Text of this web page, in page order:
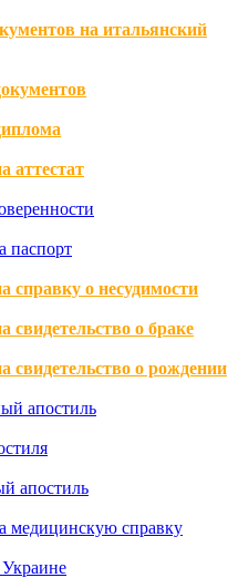
на итальянский
аттестат
паспорт
справку о несудимости
свидетельство о браке
свидетельство о рождении
апостиль
апостиль
медицинскую справку